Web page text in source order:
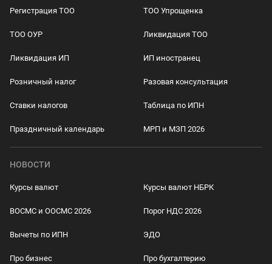
Регистрация ТОО ТОО Упрощенка
ТОО ОУР Ликвидация ТОО
Ликвидация ИП ИП иностранец
Розничный налог Разовая консультация
Ставки налогов Таблица по ИПН
Праздничный календарь МРП и МЗП 2026
НОВОСТИ
Курсы валют Курсы валют НБРК
ВОСМС и ООСМС 2026 Порог НДС 2026
Вычеты по ИПН ЭДО
Про бизнес Про бухгалтерию